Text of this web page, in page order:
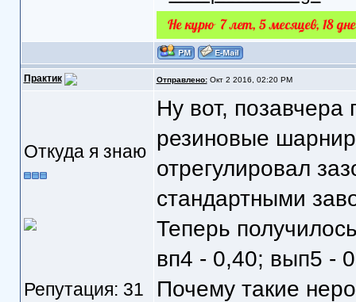
Практик Отправлено:Окт 2 2016, 02:20 PM
Откуда я знаю
Репутация: 31
Ну вот, позавчера
резиновые
отрегулировал
стандартными
Теперь
вп4 - 0,40; вып5 -
Почему такие